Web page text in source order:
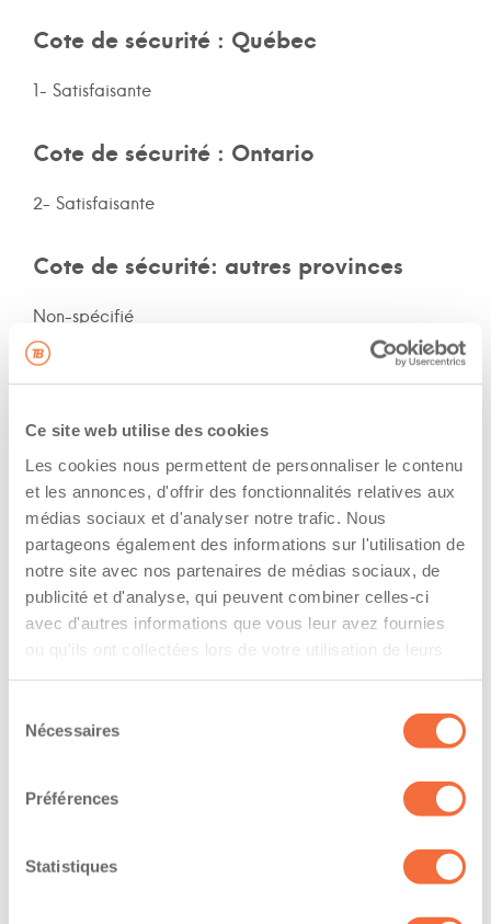
Ce site web utilise des cookies
Les cookies nous permettent de personnaliser le contenu
et les annonces, d'offrir des fonctionnalités relatives aux
médias sociaux et d'analyser notre trafic. Nous
partageons également des informations sur l'utilisation de
notre site avec nos partenaires de médias sociaux, de
publicité et d'analyse, qui peuvent combiner celles-ci
avec d'autres informations que vous leur avez fournies
ou qu'ils ont collectées lors de votre utilisation de leurs
Nécessaires
Préférences
Statistiques
Cote de sécurité : Québec
1- Satisfaisante
Cote de sécurité : Ontario
2- Satisfaisante
Cote de sécurité: autres provinces
Non-spécifié
Assurances et immatriculation
Possède ses propres assurances
The driver hold a driving licence from:
quebec
Has a vehicle registered in the following
province:
quebec
The owner-operator has the ability to
work at/during :